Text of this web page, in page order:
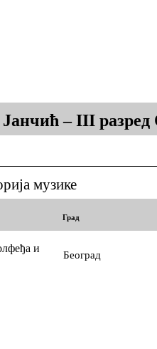
Јанчић – III
музике
Град
и
Београд